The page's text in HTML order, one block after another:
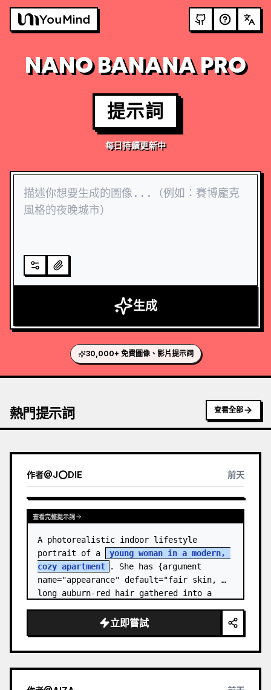
NANO BANANA PRO
提示詞
每日持續更新中
生成
30,000+ 免費圖像、影片提示詞
熱門提示詞 查看全部
作者@J⭕DIE 前天
查看完整提示詞
A photorealistic indoor lifestyle
portrait of a
young woman in a modern,
cozy apartment
. She has {argument
name="appearance" default="fair skin,
long auburn-red hair gathered into a
立即嘗試